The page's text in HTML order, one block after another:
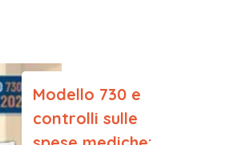
Modello 730 e
controlli sulle